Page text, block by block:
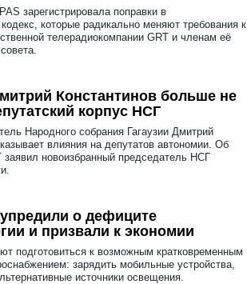
зарегистрировала поправки в
которые радикально меняют требования к
телерадиокомпании GRT и членам её
Константинов больше не
корпус НСГ
Народного собрания Гагаузии Дмитрий
влияния на депутатов автономии. Об
новоизбранный председатель НСГ
о дефиците
и призвали к экономии
подготовиться к возможным кратковременным
зарядить мобильные устройства,
источники освещения.